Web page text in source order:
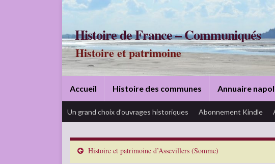
Histoire de France – Communiqués
Histoire et patrimoine
Accueil Histoire des communes Annuaire
Un grand choix d’ouvrages historiques Abonnement Kindle
Histoire et patrimoine d’Assevillers (Somme)